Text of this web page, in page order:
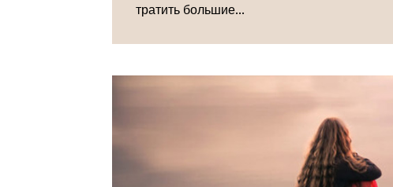
тратить большие...